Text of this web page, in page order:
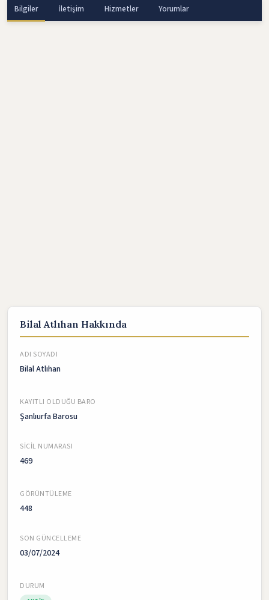
Bilgiler İletişim Hizmetler Yorumlar
Bilal Atlıhan Hakkında
ADI SOYADI
Bilal Atlıhan
KAYITLI OLDUĞU BARO
Şanlıurfa Barosu
SICIL NUMARASI
469
GÖRÜNTÜLEME
448
SON GÜNCELLEME
03/07/2024
DURUM